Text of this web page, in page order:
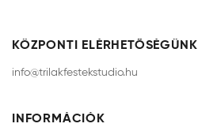
KÖZPONTI ELÉRHETŐSÉGÜNK
info@trilakfestekstudio.hu
INFORMÁCIÓK